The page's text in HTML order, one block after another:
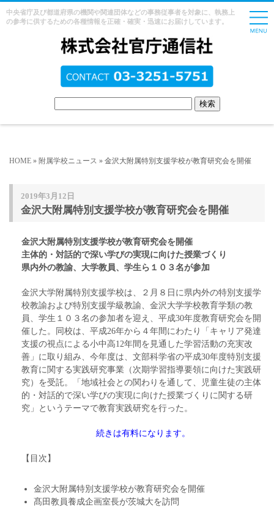
中央省庁及び都道府県の機関や関連団体などの事務従事者を対象に、執務上
の参考に供するための各種情報を正確・確実・迅速にお届けしています。
HOME » 附属学校ニュース » 金沢大附属特別支援学校が教育研究会を開催
2019年3月12日
金沢大附属特別支援学校が教育研究会を開催
金沢大附属特別支援学校が教育研究会を開催
主体的・対話的で深い学びの実現に向けた授業づくり
県内外の教諭、大学教員、学生ら１０３名が参加
金沢大学附属特別支援学校は、２月８日に県内外の特別支援学
校教諭および特別支援学級教諭、金沢大学学校教育学類の教
員、学生１０３名の参加者を迎え、平成30年度教育研究会を開
催した。同校は、平成26年から４年間にわたり「キャリア発達
支援の視点による小中高12年間を見通した学習活動の充実改
善」に取り組み、今年度は、文部科学省の平成30年度特別支援
教育に関する実践研究事業（次期学習指導要領に向けた実践研
究）を受託。「地域社会との関わりを通して、児童生徒の主体
的・対話的で深い学びの実現に向けた授業づくりに関する研
究」というテーマで教育実践研究を行った。
続きは有料になります。
【目次】
金沢大附属特別支援学校が教育研究会を開催
髙田教員養成企画室長が茨城大を訪問